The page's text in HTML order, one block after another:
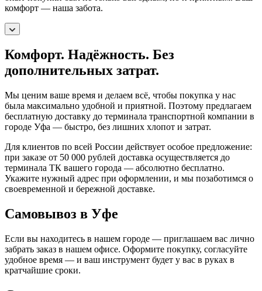
комфорт — наша забота.
Комфорт. Надёжность. Без
дополнительных затрат.
Мы ценим ваше время и делаем всё, чтобы покупка у нас
была максимально удобной и приятной. Поэтому предлагаем
бесплатную доставку до терминала транспортной компании в
городе Уфа — быстро, без лишних хлопот и затрат.
Для клиентов по всей России действует особое предложение:
при заказе от 50 000 рублей доставка осуществляется до
терминала ТК вашего города — абсолютно бесплатно.
Укажите нужный адрес при оформлении, и мы позаботимся о
своевременной и бережной доставке.
Самовывоз в Уфе
Если вы находитесь в нашем городе — приглашаем вас лично
забрать заказ в нашем офисе. Оформите покупку, согласуйте
удобное время — и ваш инструмент будет у вас в руках в
кратчайшие сроки.